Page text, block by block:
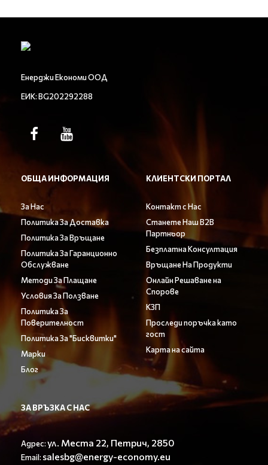
Енерджи Економи ООД
ЕИК: BG202292288
ОБЩА ИНФОРМАЦИЯ
За Нас
Политика За Доставка
Политика За Връщане
Политика За Гаранционно
Обслужване
Методи За Плащане
Условия За Ползване
Политика За
Поверителност
Политика За "Бисквитки"
Марки
Блог
КЛИЕНТСКИ ПОРТАЛ
Контакт с Нас
Станете Наш B2B
Партньор
Безплатна Консултация
Връщане На Продукти
Онлайн Решаване на
Спорове
КЗП
Проследи поръчка като
гост
Карта на сайта
ЗА ВРЪЗКА С НАС
Адрес:ул. Места 22, Петрич, 2850
Email: salesbg@energy-economy.eu